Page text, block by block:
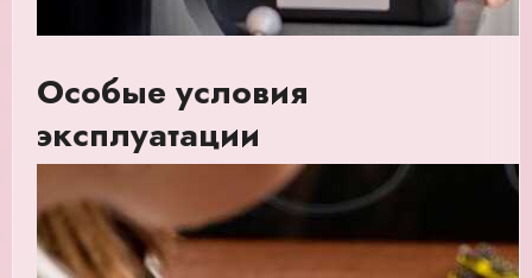
Особые условия
эксплуатации